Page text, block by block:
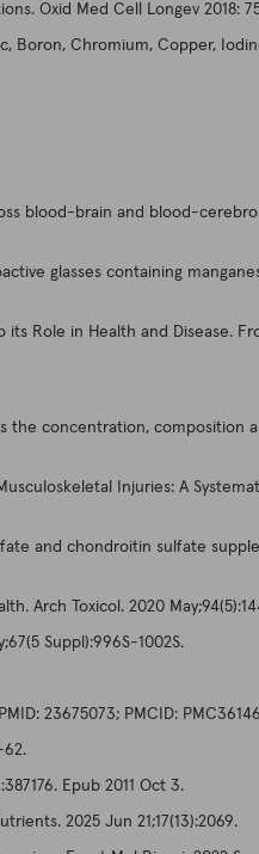
Oxid Med Cell Longev 2018:
Chromium, Copper,
blood-brain and blood-
glasses containing
Role in Health and Disease.
the concentration,
Injuries: A
and chondroitin sulfate
Arch Toxicol. 2020
Suppl):996S-1002S.
23675073; PMCID:
62.
Epub 2011 Oct 3.
2025 Jun 21;17(13):2069.